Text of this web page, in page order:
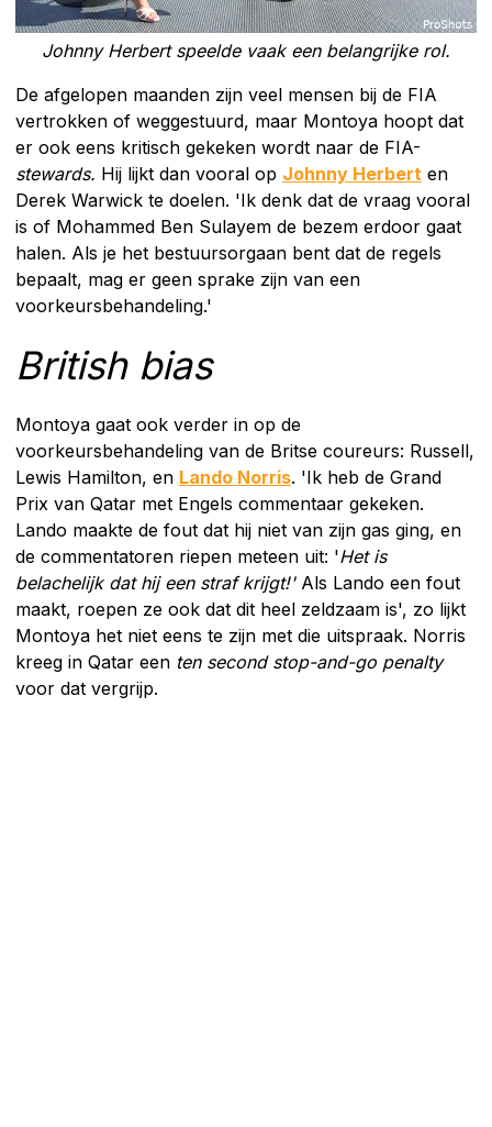
Johnny Herbert speelde vaak een belangrijke rol.
De afgelopen maanden zijn veel mensen bij de FIA
vertrokken of weggestuurd, maar Montoya hoopt dat
er ook eens kritisch gekeken wordt naar de FIA-
stewards. Hij lijkt dan vooral op Johnny Herbert en
Derek Warwick te doelen. 'Ik denk dat de vraag vooral
is of Mohammed Ben Sulayem de bezem erdoor gaat
halen. Als je het bestuursorgaan bent dat de regels
bepaalt, mag er geen sprake zijn van een
voorkeursbehandeling.'
British bias
Montoya gaat ook verder in op de
voorkeursbehandeling van de Britse coureurs: Russell,
Lewis Hamilton, en Lando Norris. 'Ik heb de Grand
Prix van Qatar met Engels commentaar gekeken.
Lando maakte de fout dat hij niet van zijn gas ging, en
de commentatoren riepen meteen uit: 'Het is
belachelijk dat hij een straf krijgt!' Als Lando een fout
maakt, roepen ze ook dat dit heel zeldzaam is', zo lijkt
Montoya het niet eens te zijn met die uitspraak. Norris
kreeg in Qatar een ten second stop-and-go penalty
voor dat vergrijp.